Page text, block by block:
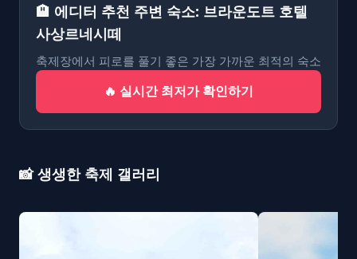
🏨 에디터 추천 주변 숙소: 브라운도트 호텔
사상르네시떼
축제장에서 피로를 풀기 좋은 가장 가까운 최적의 숙소
🔥 실시간 최저가 확인하기
📸 생생한 축제 갤러리